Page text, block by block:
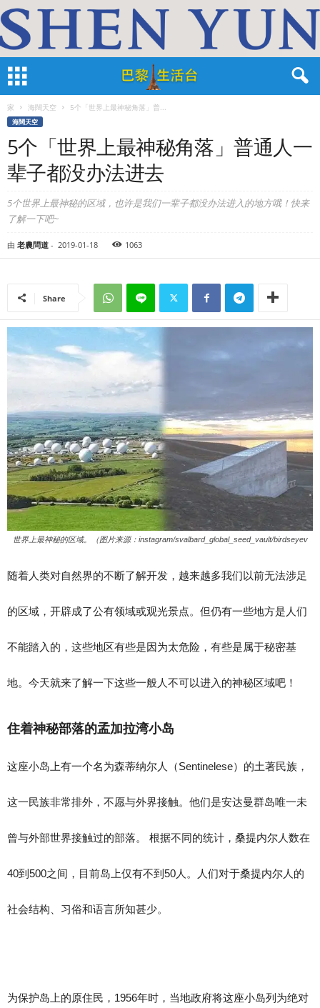
家 海闊天空 5个「世界上最神秘角落」普...
海闊天空
5个「世界上最神秘角落」普通人一
辈子都没办法进去
5个世界上最神秘的区域，也许是我们一辈子都没办法进入的地方哦！快来
了解一下吧~
由 老農問道 - 2019-01-18 1063
Share
世界上最神秘的区域。（图片来源：instagram/svalbard_global_seed_vault/birdseyev
随着人类对自然界的不断了解开发，越来越多我们以前无法涉足
的区域，开辟成了公有领域或观光景点。但仍有一些地方是人们
不能踏入的，这些地区有些是因为太危险，有些是属于秘密基
地。今天就来了解一下这些一般人不可以进入的神秘区域吧！
住着神秘部落的孟加拉湾小岛
这座小岛上有一个名为森蒂纳尔人（Sentinelese）的土著民族，
这一民族非常排外，不愿与外界接触。他们是安达曼群岛唯一未
曾与外部世界接触过的部落。 根据不同的统计，桑提内尔人数在
40到500之间，目前岛上仅有不到50人。人们对于桑提内尔人的
社会结构、习俗和语言所知甚少。
为保护岛上的原住民，1956年时，当地政府将这座小岛列为绝对